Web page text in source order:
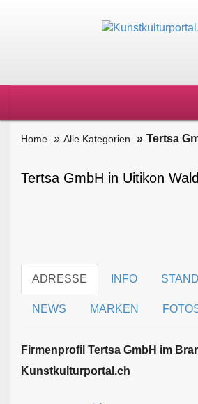
Home Alle Kategorien Tertsa
Tertsa GmbH in Uitikon
ADRESSE INFO
NEWS MARKEN
Firmen­profil Tertsa GmbH im
Kunstkulturportal.ch